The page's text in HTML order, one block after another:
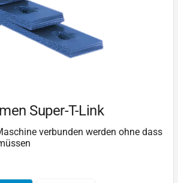
Super-T-Link
verbunden werden ohne dass